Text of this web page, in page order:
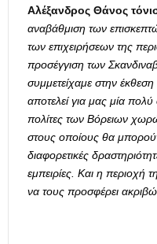
Αλέξανδρος Θάνος
αναβάθμιση των
των επιχειρήσεων της
προσέγγιση των
συμμετείχαμε στην
αποτελεί για μας μία
πολίτες των Βόρειων
στους οποίους θα
διαφορετικές
εμπειρίες. Και η περιοχή
να τους προσφέρει